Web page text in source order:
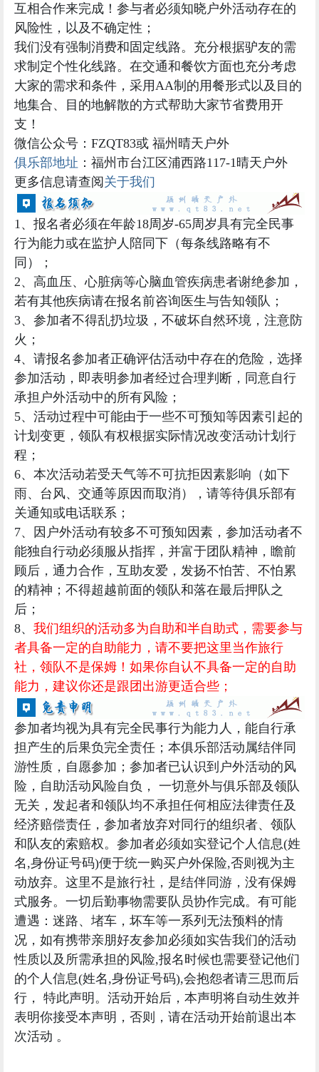
互相合作来完成！参与者必须知晓户外活动存在的
风险性，以及不确定性；
我们没有强制消费和固定线路。充分根据驴友的需
求制定个性化线路。在交通和餐饮方面也充分考虑
大家的需求和条件，采用AA制的用餐形式以及目的
地集合、目的地解散的方式帮助大家节省费用开
支！
微信公众号：FZQT83或 福州晴天户外
俱乐部地址 ：福州市台江区浦西路117-1晴天户外
更多信息请查阅关于我们
1、报名者必须在年龄18周岁-65周岁具有完全民事
行为能力或在监护人陪同下（每条线路略有不
同）；
2、高血压、心脏病等心脑血管疾病患者谢绝参加，
若有其他疾病请在报名前咨询医生与告知领队；
3、参加者不得乱扔垃圾，不破坏自然环境，注意防
火；
4、请报名参加者正确评估活动中存在的危险，选择
参加活动，即表明参加者经过合理判断，同意自行
承担户外活动中的所有风险；
5、活动过程中可能由于一些不可预知等因素引起的
计划变更，领队有权根据实际情况改变活动计划行
程；
6、本次活动若受天气等不可抗拒因素影响（如下
雨、台风、交通等原因而取消），请等待俱乐部有
关通知或电话联系；
7、因户外活动有较多不可预知因素，参加活动者不
能独自行动必须服从指挥，并富于团队精神，瞻前
顾后，通力合作，互助友爱，发扬不怕苦、不怕累
的精神；不得超越前面的领队和落在最后押队之
后；
8、 我们组织的活动多为自助和半自助式，需要参与
者具备一定的自助能力，请不要把这里当作旅行
社，领队不是保姆！如果你自认不具备一定的自助
能力，建议你还是跟团出游更适合些；
参加者均视为具有完全民事行为能力人，能自行承
担产生的后果负完全责任； 本俱乐部活动属结伴同
游性质，自愿参加 ；参加者已认识到户外活动的风
险，自助活动风险自负， 一切意外与俱乐部及领队
无关，发起者和领队均不承担任何相应法律责任及
经济赔偿责任，参加者放弃对同行的组织者、领队
和队友的索赔权。参加者必须如实登记个人信息(姓
名,身份证号码)便于统一购买户外保险,否则视为主
动放弃。这里不是旅行社，是结伴同游，没有保姆
式服务。一切后勤事物需要队员协作完成。有可能
遭遇：迷路、堵车，坏车等一系列无法预料的情
况，如有携带亲朋好友参加必须如实告我们的活动
性质以及所需承担的风险,报名时候也需要登记他们
的个人信息(姓名,身份证号码),会抱怨者请三思而后
行， 特此声明。活动开始后，本声明将自动生效并
表明你接受本声明，否则，请在活动开始前退出本
次活动 。